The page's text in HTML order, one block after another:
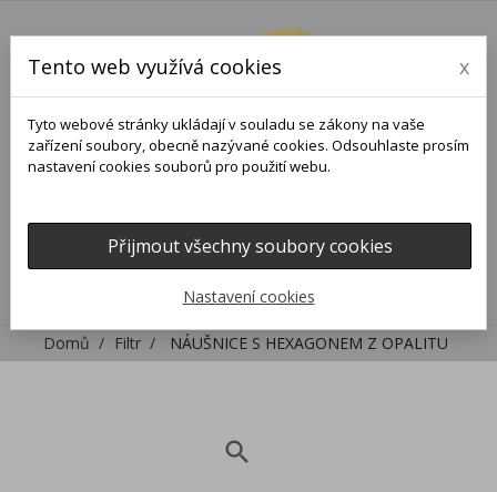
Domů Filtr NÁUŠNICE S HEXAGONEM Z OPALITU
search
Tento web využívá cookies x
Tyto webové stránky ukládají v souladu se zákony na vaše
zařízení soubory, obecně nazývané cookies. Odsouhlaste prosím
nastavení cookies souborů pro použití webu.
Přijmout všechny soubory cookies
Nastavení cookies